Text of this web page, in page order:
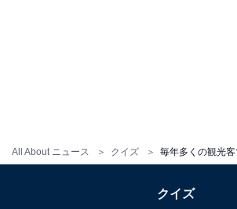
All About ニュース クイズ
クイズ